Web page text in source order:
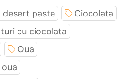
desert paste
Ciocolata
cu ciocolata
Oua